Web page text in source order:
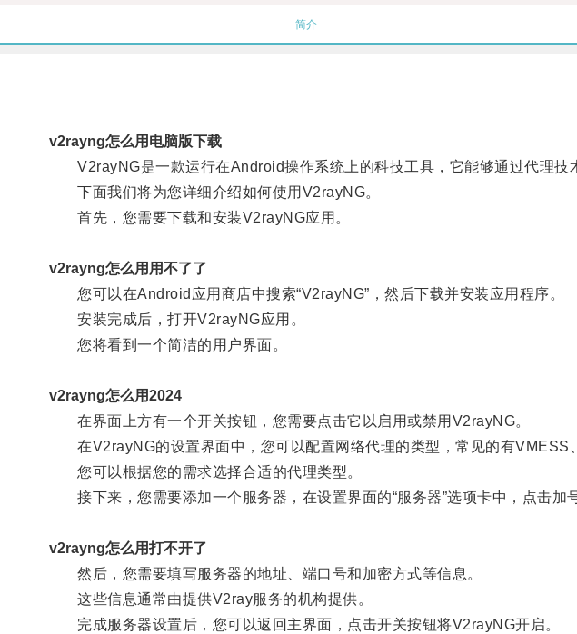
简介
v2rayng怎么用电脑版下载
V2rayNG是一款运行在Android操作系统上的科技工具，它能够通过代理技
下面我们将为您详细介绍如何使用V2rayNG。
首先，您需要下载和安装V2rayNG应用。
v2rayng怎么用用不了了
您可以在Android应用商店中搜索“V2rayNG”，然后下载并安装应用程序。
安装完成后，打开V2rayNG应用。
您将看到一个简洁的用户界面。
v2rayng怎么用2024
在界面上方有一个开关按钮，您需要点击它以启用或禁用V2rayNG。
在V2rayNG的设置界面中，您可以配置网络代理的类型，常见的有VMESS
您可以根据您的需求选择合适的代理类型。
接下来，您需要添加一个服务器，在设置界面的“服务器”选项卡中，点击加
v2rayng怎么用打不开了
然后，您需要填写服务器的地址、端口号和加密方式等信息。
这些信息通常由提供V2ray服务的机构提供。
完成服务器设置后，您可以返回主界面，点击开关按钮将V2rayNG开启。